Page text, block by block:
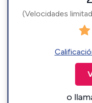
(Velocidades
o